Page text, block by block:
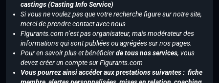
castings (Casting Info Service)
Si vous ne voulez pas que votre recherche figure sur notre site,
merci de prendre contact avec nous
Figurants.com n’est pas organisateur, mais modérateur des
informations qui sont publiées ou agrégées sur nos pages.
Pour en savoir plus et bénéficierde tous nos services, vous
devez créer un compte sur Figurants.com
Vous pourrez ainsi accéder aux prestations suivantes : fiche